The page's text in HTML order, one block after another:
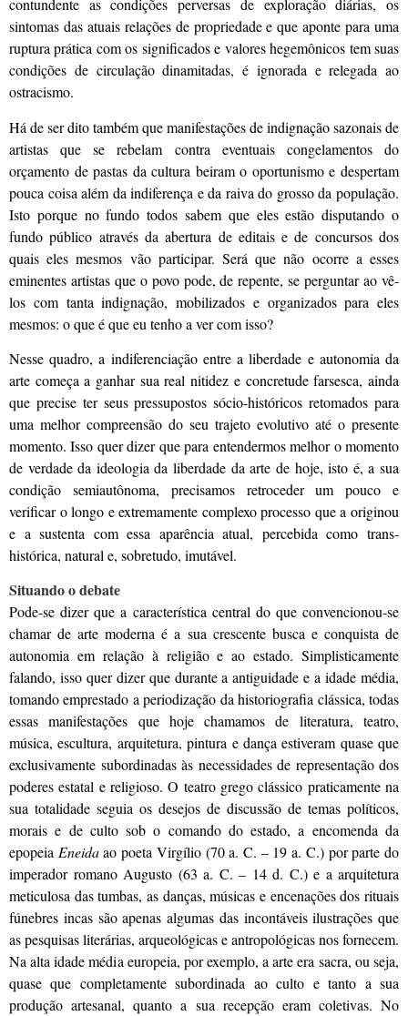
contundente as condições perversas de exploração diárias, os
sintomas das atuais relações de propriedade e que aponte para uma
ruptura prática com os significados e valores hegemônicos tem suas
condições de circulação dinamitadas, é ignorada e relegada ao
ostracismo.
Há de ser dito também que manifestações de indignação sazonais de
artistas que se rebelam contra eventuais congelamentos do
orçamento de pastas da cultura beiram o oportunismo e despertam
pouca coisa além da indiferença e da raiva do grosso da população.
Isto porque no fundo todos sabem que eles estão disputando o
fundo público através da abertura de editais e de concursos dos
quais eles mesmos vão participar. Será que não ocorre a esses
eminentes artistas que o povo pode, de repente, se perguntar ao vê-
los com tanta indignação, mobilizados e organizados para eles
mesmos: o que é que eu tenho a ver com isso?
Nesse quadro, a indiferenciação entre a liberdade e autonomia da
arte começa a ganhar sua real nitidez e concretude farsesca, ainda
que precise ter seus pressupostos sócio-históricos retomados para
uma melhor compreensão do seu trajeto evolutivo até o presente
momento. Isso quer dizer que para entendermos melhor o momento
de verdade da ideologia da liberdade da arte de hoje, isto é, a sua
condição semiautônoma, precisamos retroceder um pouco e
verificar o longo e extremamente complexo processo que a originou
e a sustenta com essa aparência atual, percebida como trans-
histórica, natural e, sobretudo, imutável.
Situando o debate
Pode-se dizer que a característica central do que convencionou-se
chamar de arte moderna é a sua crescente busca e conquista de
autonomia em relação à religião e ao estado. Simplisticamente
falando, isso quer dizer que durante a antiguidade e a idade média,
tomando emprestado a periodização da historiografia clássica, todas
essas manifestações que hoje chamamos de literatura, teatro,
música, escultura, arquitetura, pintura e dança estiveram quase que
exclusivamente subordinadas às necessidades de representação dos
poderes estatal e religioso. O teatro grego clássico praticamente na
sua totalidade seguia os desejos de discussão de temas políticos,
morais e de culto sob o comando do estado, a encomenda da
epopeia Eneidaao poeta Virgílio (70 a. C. – 19 a. C.) por parte do
imperador romano Augusto (63 a. C. – 14 d. C.) e a arquitetura
meticulosa das tumbas, as danças, músicas e encenações dos rituais
fúnebres incas são apenas algumas das incontáveis ilustrações que
as pesquisas literárias, arqueológicas e antropológicas nos fornecem.
Na alta idade média europeia, por exemplo, a arte era sacra, ou seja,
quase que completamente subordinada ao culto e tanto a sua
produção artesanal, quanto a sua recepção eram coletivas. No